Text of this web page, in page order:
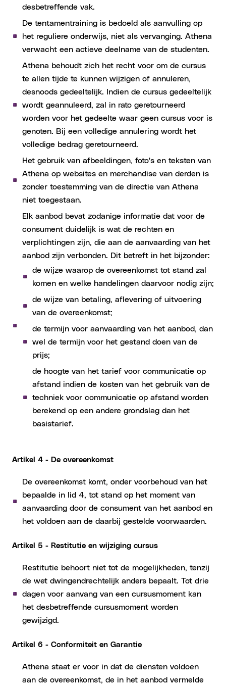
desbetreffende vak.
De tentamentraining is bedoeld als aanvulling op
het reguliere onderwijs, niet als vervanging. Athena
verwacht een actieve deelname van de studenten.
Athena behoudt zich het recht voor om de cursus
te allen tijde te kunnen wijzigen of annuleren,
desnoods gedeeltelijk. Indien de cursus gedeeltelijk
wordt geannuleerd, zal in rato geretourneerd
worden voor het gedeelte waar geen cursus voor is
genoten. Bij een volledige annulering wordt het
volledige bedrag geretourneerd.
Het gebruik van afbeeldingen, foto's en teksten van
Athena op websites en merchandise van derden is
zonder toestemming van de directie van Athena
niet toegestaan.
Elk aanbod bevat zodanige informatie dat voor de
consument duidelijk is wat de rechten en
verplichtingen zijn, die aan de aanvaarding van het
aanbod zijn verbonden. Dit betreft in het bijzonder:
de wijze waarop de overeenkomst tot stand zal
komen en welke handelingen daarvoor nodig zijn;
de wijze van betaling, aflevering of uitvoering
van de overeenkomst;
de termijn voor aanvaarding van het aanbod, dan
wel de termijn voor het gestand doen van de
prijs;
de hoogte van het tarief voor communicatie op
afstand indien de kosten van het gebruik van de
techniek voor communicatie op afstand worden
berekend op een andere grondslag dan het
basistarief.
Artikel 4 - De overeenkomst
De overeenkomst komt, onder voorbehoud van het
bepaalde in lid 4, tot stand op het moment van
aanvaarding door de consument van het aanbod en
het voldoen aan de daarbij gestelde voorwaarden.
Artikel 5 - Restitutie en wijziging cursus
Restitutie behoort niet tot de mogelijkheden, tenzij
de wet dwingendrechtelijk anders bepaalt. Tot drie
dagen voor aanvang van een cursusmoment kan
het desbetreffende cursusmoment worden
gewijzigd.
Artikel 6 - Conformiteit en Garantie
Athena staat er voor in dat de diensten voldoen
aan de overeenkomst, de in het aanbod vermelde